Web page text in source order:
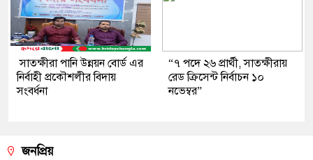
সাতক্ষীরা পানি উন্নয়ন বোর্ড এর
নির্বাহী প্রকৌশলীর বিদায়
সংবর্ধনা
“৭ পদে ২৬ প্রার্থী, সাতক্ষীরায়
রেড ক্রিসেন্ট নির্বাচন ১০
নভেম্বর”
জনপ্রিয়